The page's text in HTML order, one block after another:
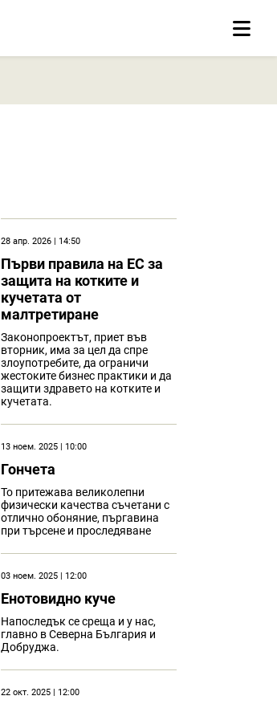
28 апр. 2026 | 14:50
Първи правила на ЕС за
защита на котките и
кучетата от
малтретиране
Законопроектът, приет във
вторник, има за цел да спре
злоупотребите, да ограничи
жестоките бизнес практики и да
защити здравето на котките и
кучетата.
13 ноем. 2025 | 10:00
Гончета
То притежава великолепни
физически качества съчетани с
отлично обоняние, пъргавина
при търсене и проследяване
03 ноем. 2025 | 12:00
Eнотовидно куче
Напоследък се среща и у нас,
главно в Северна България и
Добруджа.
22 окт. 2025 | 12:00